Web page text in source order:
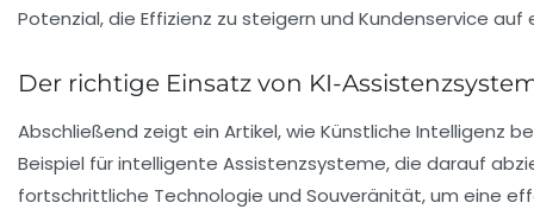
Potenzial, die Effizienz zu steigern und Kundenservice
Der richtige Einsatz von KI-
Abschließend zeigt ein Artikel, wie Künstliche Intelligenz
Beispiel für intelligente Assistenzsysteme, die darauf
fortschrittliche Technologie und Souveränität, um eine